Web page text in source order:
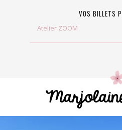
VOS BILLETS
Atelier ZOOM